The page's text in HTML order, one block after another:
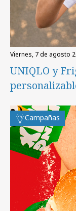
viernes, 7 de agosto
UNIQLO y
Campañas